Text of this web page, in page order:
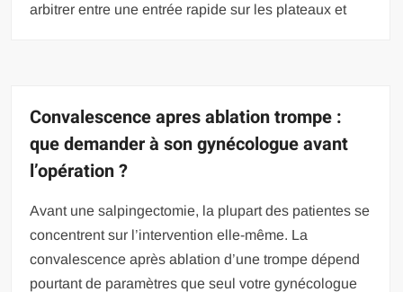
arbitrer entre une entrée rapide sur les plateaux et
Convalescence apres ablation trompe :
que demander à son gynécologue avant
l’opération ?
Avant une salpingectomie, la plupart des patientes se
concentrent sur l’intervention elle-même. La
convalescence après ablation d’une trompe dépend
pourtant de paramètres que seul votre gynécologue